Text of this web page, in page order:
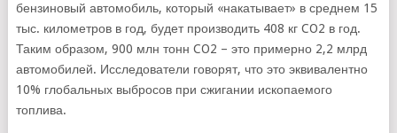
бензиновый автомобиль, который «накатывает» в среднем 15
тыс. километров в год, будет производить 408 кг CO2 в год.
Таким образом, 900 млн тонн CO2 – это примерно 2,2 млрд
автомобилей. Исследователи говорят, что это эквивалентно
10% глобальных выбросов при сжигании ископаемого
топлива.